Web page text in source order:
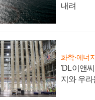
내려
화학·에너
'DL이앤
지와 우라